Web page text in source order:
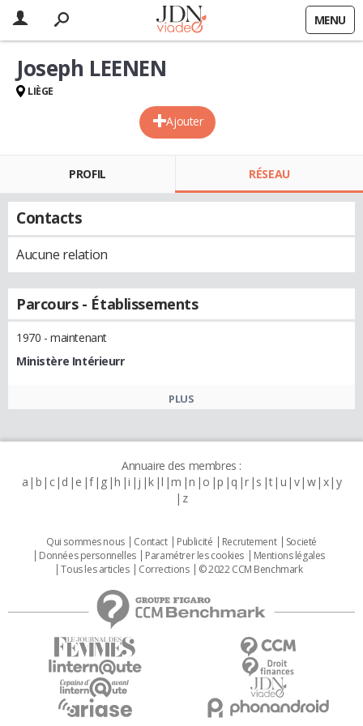
MENU
Ajouter
Joseph LEENEN
LIÈGE
PROFIL RÉSEAU
Contacts
Aucune relation
Parcours - Établissements
1970 - maintenant
Ministère Intérieurr
PLUS
Annuaire des membres :
a b c d e f g h i j k l m n o p q r s t u v w x y
z
Qui sommes nous Contact Publicité Recrutement
Societé
Données personnelles
Paramétrer les cookies
Mentions légales
Tous les articles
Corrections © 2022 CCM Benchmark